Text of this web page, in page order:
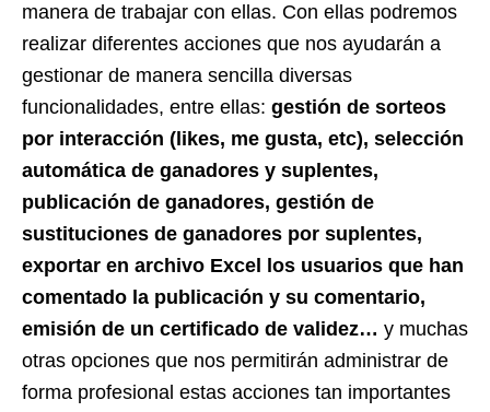
manera de trabajar con ellas. Con ellas podremos
realizar diferentes acciones que nos ayudarán a
gestionar de manera sencilla diversas
funcionalidades, entre ellas: gestión de sorteos
por interacción (likes, me gusta, etc), selección
automática de ganadores y suplentes,
publicación de ganadores, gestión de
sustituciones de ganadores por suplentes,
exportar en archivo Excel los usuarios que han
comentado la publicación y su comentario,
emisión de un certificado de validez… y muchas
otras opciones que nos permitirán administrar de
forma profesional estas acciones tan importantes